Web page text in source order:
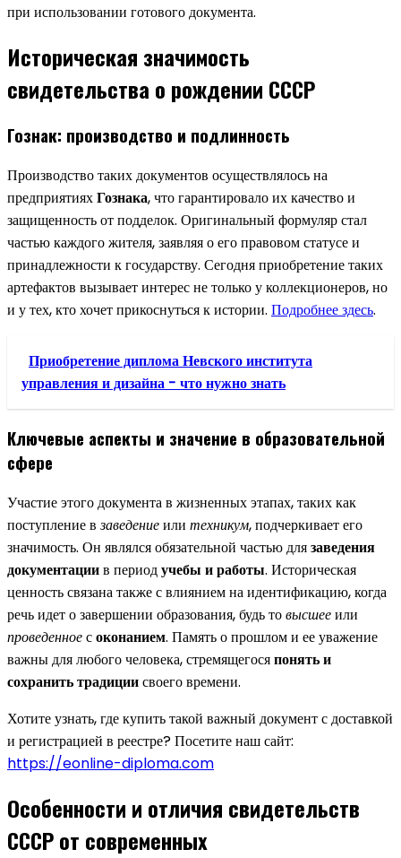
при использовании готового документа.
Историческая значимость
свидетельства о рождении СССР
Гознак: производство и подлинность
Производство таких документов осуществлялось на
предприятияхГознака, что гарантировало их качество и
защищенность от подделок. Оригинальный формуляр стал
частью каждого жителя, заявляя о его правовом статусе и
принадлежности к государству. Сегодня приобретение таких
артефактов вызывает интерес не только у коллекционеров, но
и у тех, кто хочет прикоснуться к истории. Подробнее здесь.
Приобретение диплома Невского института
управления и дизайна - что нужно знать
Ключевые аспекты и значение в образовательной
сфере
Участие этого документа в жизненных этапах, таких как
поступление взаведениеили техникум, подчеркивает его
значимость. Он являлся обязательной частью длязаведения
документациив периодучебы и работы. Историческая
ценность связана также с влиянием на идентификацию, когда
речь идет о завершении образования, будь товысшееили
проведенноесоконанием. Память о прошлом и ее уважение
важны для любого человека, стремящегосяпонять и
сохранить традициисвоего времени.
Хотите узнать, где купить такой важный документ с доставкой
и регистрацией в реестре? Посетите наш сайт:
https://eonline-diploma.com
Особенности и отличия свидетельств
СССР от современных